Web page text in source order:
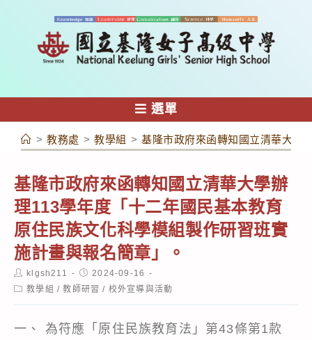
容
選單
> 教務處 > 教學組 > 基隆市政府來函轉知國立清華大學
基隆市政府來函轉知國立清華大學辦
理113學年度「十二年國民基本教育
原住民族文化科學模組製作研習班實
施計畫與報名簡章」。
Post
author:
klgsh211
Post
published:
2024-09-16
Post教學組 / 教師研習 / 校外宣導與活動
一、 為符應「原住民族教育法」第43條第1款